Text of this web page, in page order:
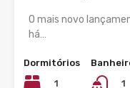
O mais novo
há…
Dormitórios
1
1